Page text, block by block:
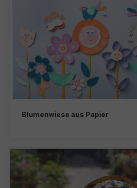
Blumenwiese aus Papier